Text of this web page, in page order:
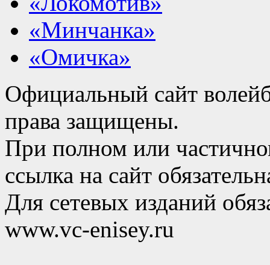
«Минчанка»
«Омичка»
Официальный сайт
права защищены.
При полном или
ссылка на сайт
Для сетевых изданий
www.vc-enisey.ru